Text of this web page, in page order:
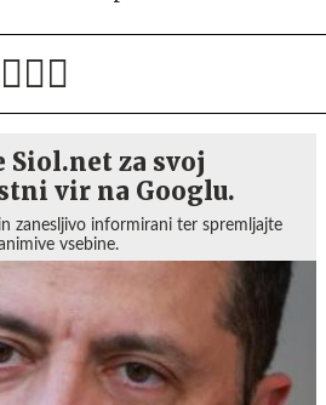
Siol.net za svoj
vir na Googlu.
zanesljivo informirani ter spremljajte
vsebine.